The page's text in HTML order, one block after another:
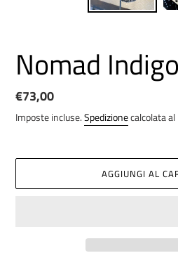
Nomad
Prezzo
di
€73,00
Imposte incluse.Spedizionecalcolata
AGGIUNGI AL